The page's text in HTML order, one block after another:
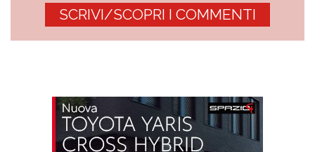
SCRIVI/SCOPRI I COMMENTI